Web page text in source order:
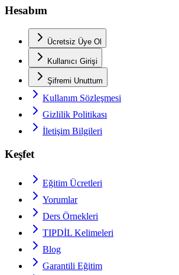
Hesabım
Ücretsiz Üye Ol
Kullanıcı Girişi
Şifremi Unuttum
Kullanım Sözleşmesi
Gizlilik Politikası
İletişim Bilgileri
Keşfet
Eğitim Ücretleri
Yorumlar
Ders Örnekleri
TIPDİL Kelimeleri
Blog
Garantili Eğitim